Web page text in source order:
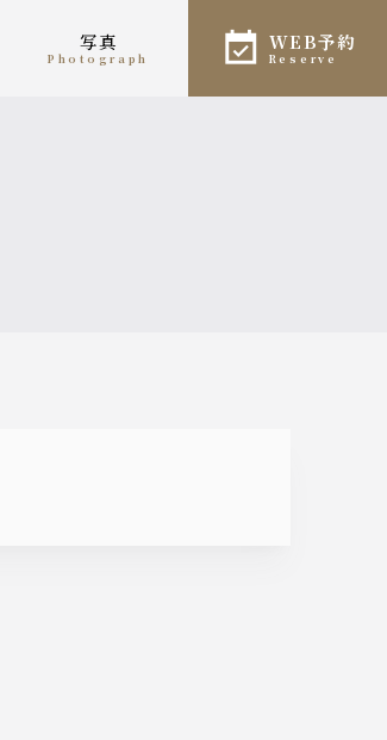
写真
photograph
WEB予約
reserve